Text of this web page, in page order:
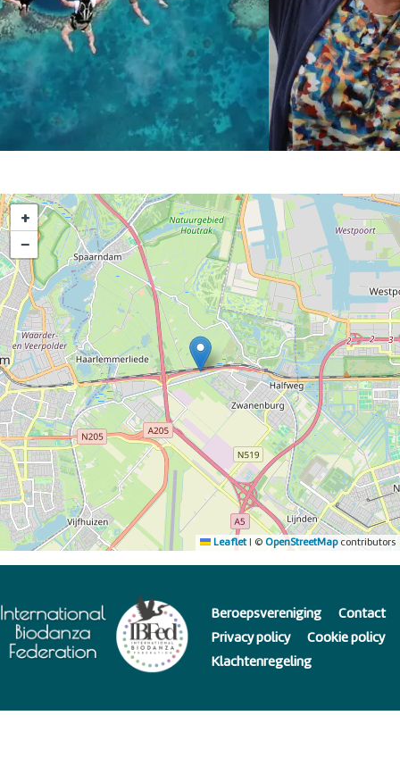
+
−
Leaflet © OpenStreetMapcontributors
Beroepsvereniging
Contact
Privacy policy
Cookie policy
Klachtenregeling